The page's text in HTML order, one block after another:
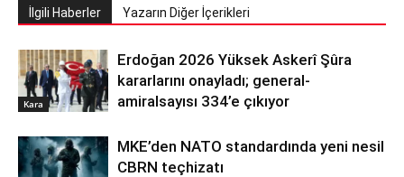
İlgili Haberler Yazarın Diğer İçerikleri
Kara
Erdoğan 2026 Yüksek Askerî Şûra
kararlarını onayladı; general-
amiralsayısı 334’e çıkıyor
MKE’den NATO standardında yeni nesil
CBRN teçhizatı